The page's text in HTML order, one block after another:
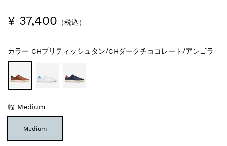
¥ 37,400 （税込）
カラー CHブリティッシュタン/CHダークチョコレート/アンゴラ
幅 Medium
Medium